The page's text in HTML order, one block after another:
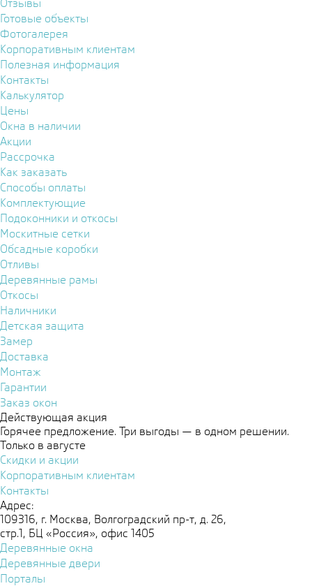
Отзывы
Готовые объекты
Фотогалерея
Корпоративным клиентам
Полезная информация
Контакты
Калькулятор
Цены
Окна в наличии
Акции
Рассрочка
Как заказать
Способы оплаты
Комплектующие
Подоконники и откосы
Москитные сетки
Обсадные коробки
Отливы
Деревянные рамы
Откосы
Наличники
Детская защита
Замер
Доставка
Монтаж
Гарантии
Заказ окон
Действующая акция
Горячее предложение. Три выгоды — в одном решении.
Только в августе
Скидки и акции
Корпоративным клиентам
Контакты
Адрес:
109316, г. Москва, Волгоградский пр-т, д. 26,
стр.1, БЦ «Россия», офис 1405
Деревянные окна
Деревянные двери
Порталы